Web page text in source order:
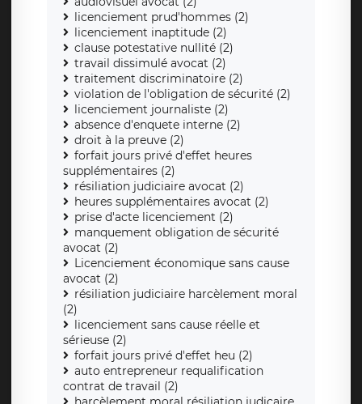
licenciement prud'hommes (2)
licenciement inaptitude (2)
clause potestative nullité (2)
travail dissimulé avocat (2)
traitement discriminatoire (2)
violation de l'obligation de sécurité (2)
licenciement journaliste (2)
absence d'enquete interne (2)
droit à la preuve (2)
forfait jours privé d'effet heures
supplémentaires (2)
résiliation judiciaire avocat (2)
heures supplémentaires avocat (2)
prise d'acte licenciement (2)
manquement obligation de sécurité
avocat (2)
Licenciement économique sans cause
avocat (2)
résiliation judiciaire harcèlement moral
(2)
licenciement sans cause réelle et
sérieuse (2)
forfait jours privé d'effet heu (2)
auto entrepreneur requalification
contrat de travail (2)